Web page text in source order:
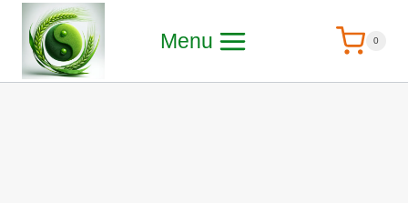
Menu 0